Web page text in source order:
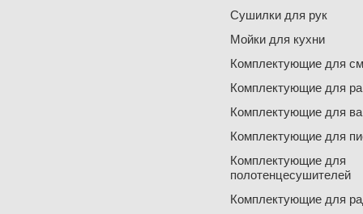
Сушилки для рук
Мойки для кухни
Комплектующие для
Комплектующие для
Комплектующие для
Комплектующие для
Комплектующие для
полотенцесушителей
Комплектующие для